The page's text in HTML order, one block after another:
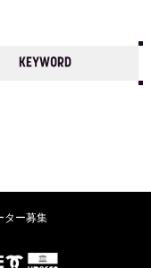
KEYWORD
ター募集